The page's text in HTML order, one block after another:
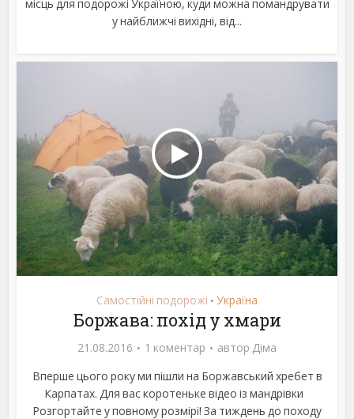
місць для подорожі Україною, куди можна помандрувати
у найближчі вихідні, від...
Самостійні подорожі • Україна
Боржава: похід у хмари
21.08.2016 1 коментар автор Діма
Вперше цього року ми пішли на Боржавський хребет в
Карпатах. Для вас коротеньке відео із мандрівки
Розгортайте у повному розмірі! За тиждень до походу